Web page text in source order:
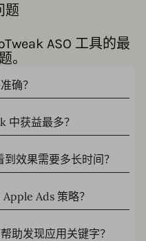
题
ASO 工具的最
。
确？
中获益最多？
效果需要多长时间？
Ads 策略？
助发现应用关键字？